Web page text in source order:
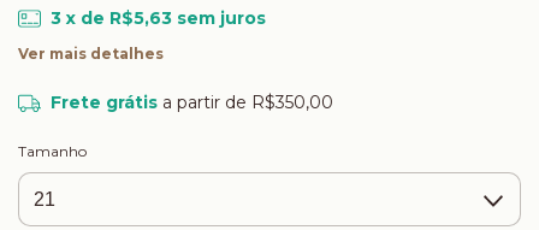
3 x de R$5,63 sem juros
Ver mais detalhes
Frete grátis a partir de R$350,00
Tamanho